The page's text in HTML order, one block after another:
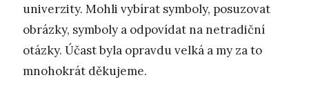
univerzity. Mohli vybírat symboly, posuzovat
obrázky, symboly a odpovídat na netradiční
otázky. Účast byla opravdu velká a my za to
mnohokrát děkujeme.